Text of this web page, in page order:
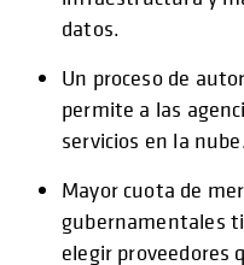
datos.
Un proceso de
permite a las
servicios en la nube.
Mayor cuota de
gubernamentales
elegir proveedores